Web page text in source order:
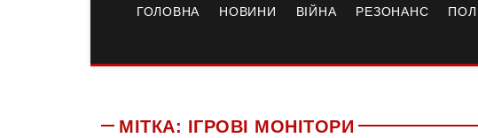
ГОЛОВНА НОВИНИ ВІЙНА РЕЗОНАНС
МІТКА: ІГРОВІ МОНІТОРИ